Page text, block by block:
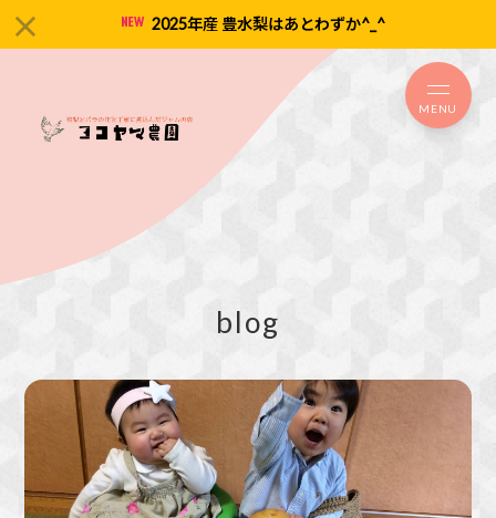
2025年産 豊水梨はあとわずか^_^
MENU
blog